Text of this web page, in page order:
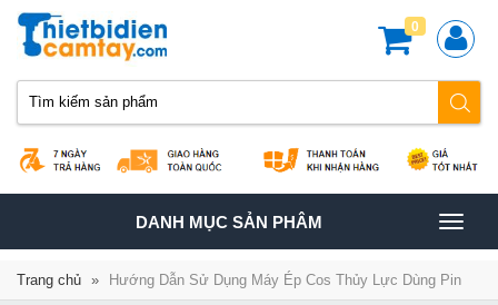
0
TOGGLE
NAVIGATION
DANH MỤC SẢN PHÂM
Trang chủ » Hướng Dẫn Sử Dụng Máy Ép Cos Thủy Lực Dùng Pin